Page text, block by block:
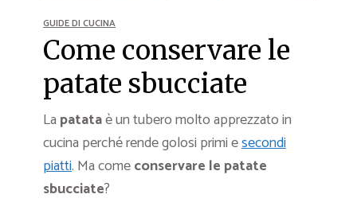
GUIDE DI CUCINA
Come conservare le
patate sbucciate
La patataè un tubero molto apprezzato in
cucina perché rende golosi primi esecondi
piatti. Ma comeconservare le patate
sbucciate?